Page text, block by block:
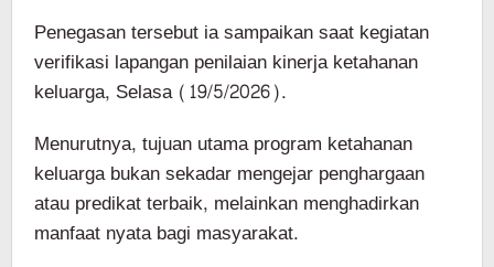
Penegasan tersebut ia sampaikan saat kegiatan
verifikasi lapangan penilaian kinerja ketahanan
keluarga, Selasa (19/5/2026).
Menurutnya, tujuan utama program ketahanan
keluarga bukan sekadar mengejar penghargaan
atau predikat terbaik, melainkan menghadirkan
manfaat nyata bagi masyarakat.